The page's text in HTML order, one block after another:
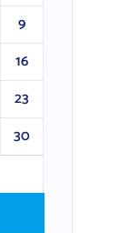
9
16
23
30